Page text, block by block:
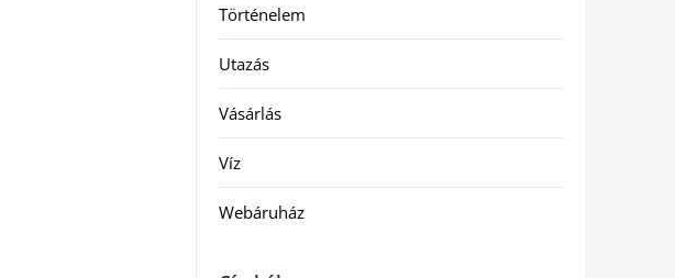
Történelem
Utazás
Vásárlás
Víz
Webáruház